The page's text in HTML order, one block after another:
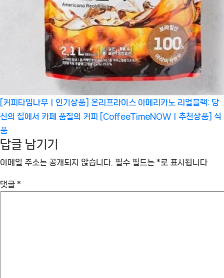
[커피타임나우ㅣ인기상품] 온리프라이스 아메리카노 리얼블랙: 당
신의 집에서 카페 품질의 커피 [CoffeeTimeNOWㅣ추천상품] 식
품
답글 남기기
이메일 주소는 공개되지 않습니다. 필수 필드는 *로 표시됩니다
댓글 *